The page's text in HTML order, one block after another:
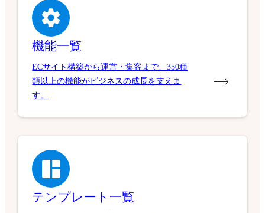
機能一覧
ECサイト構築から運営・集客まで、350種
類以上の機能がビジネスの成長を支えま
す。
テンプレート一覧